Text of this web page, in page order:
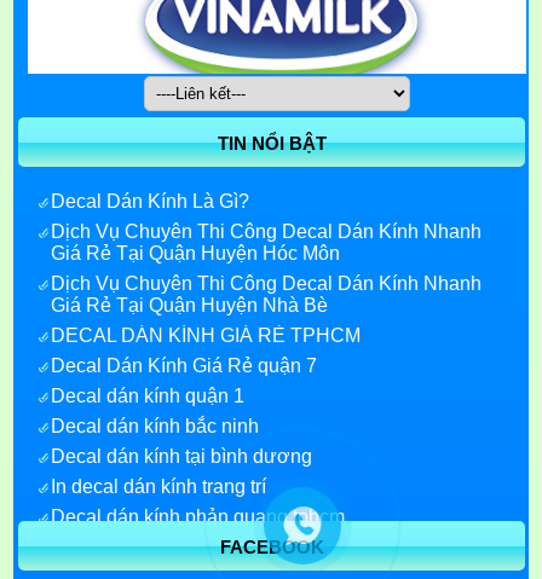
TIN NỔI BẬT
Dịch Vụ Chuyên Thi Công Decal Dán Kính Nhanh
Giá Rẻ Tại Quận Huyện Hóc Môn
Dịch Vụ Chuyên Thi Công Decal Dán Kính Nhanh
Giá Rẻ Tại Quận Huyện Nhà Bè
DECAL DÁN KÍNH GIÁ RẺ TPHCM
Decal Dán Kính Giá Rẻ quận 7
Decal dán kính quận 1
Decal dán kính bắc ninh
Decal dán kính tại bình dương
In decal dán kính trang trí
Decal dán kính phản quang tphcm
FACEBOOK